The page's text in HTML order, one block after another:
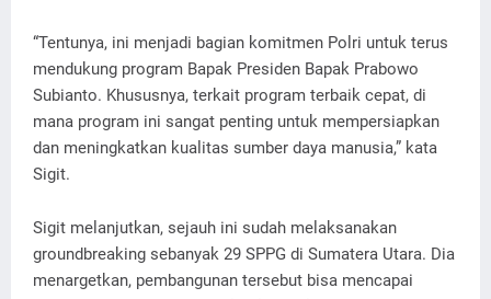
“Tentunya, ini menjadi bagian komitmen Polri untuk terus
mendukung program Bapak Presiden Bapak Prabowo
Subianto. Khususnya, terkait program terbaik cepat, di
mana program ini sangat penting untuk mempersiapkan
dan meningkatkan kualitas sumber daya manusia,” kata
Sigit.
Sigit melanjutkan, sejauh ini sudah melaksanakan
groundbreaking sebanyak 29 SPPG di Sumatera Utara. Dia
menargetkan, pembangunan tersebut bisa mencapai